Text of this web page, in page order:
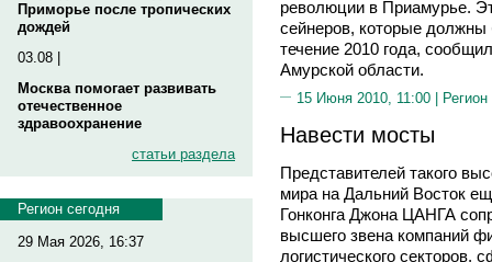
Приморье после тропических
дождей
03.08 |
Москва помогает развивать
отечественное
здравоохранение
статьи раздела
Регион сегодня
29 Мая 2026, 16:37
революции в Приамурье.
сейнеров, которые должны
течение 2010 года,
Амурской области.
15 Июня 2010, 11:00 | Регион
Навести мосты
Представителей такого
мира на Дальний Восток
Гонконга Джона ЦАНГА
высшего звена компаний
логистического секторов,